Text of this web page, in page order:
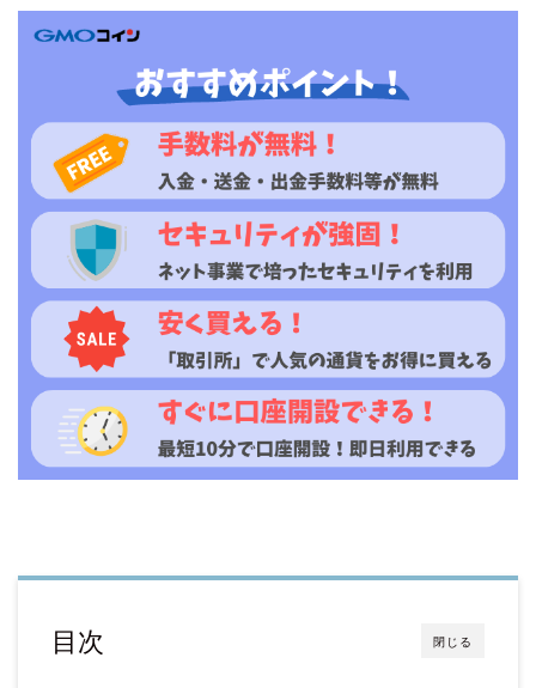
閉じる
目次